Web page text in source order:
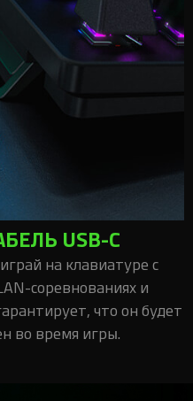
USB-C
на клавиатуре с
соревнованиях и
что он будет
во время игры.